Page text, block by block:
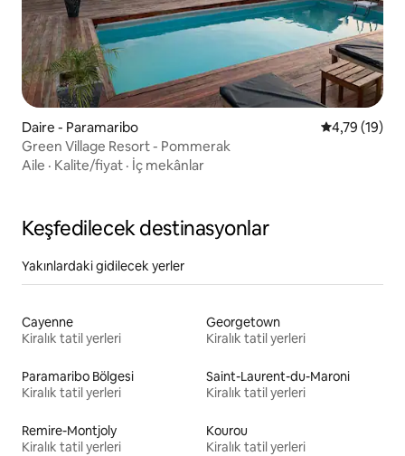
Daire - Paramaribo 5 üzerinden
4,79 (19)
Green Village Resort - Pommerak
Aile · Kalite/fiyat · İç mekânlar
Keşfedilecek destinasyonlar
Yakınlardaki gidilecek yerler
Cayenne
Kiralık tatil yerleri
Georgetown
Kiralık tatil yerleri
Paramaribo Bölgesi
Kiralık tatil yerleri
Saint-Laurent-du-Maroni
Kiralık tatil yerleri
Remire-Montjoly
Kiralık tatil yerleri
Kourou
Kiralık tatil yerleri